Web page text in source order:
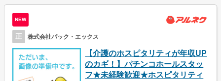
NEW
正 株式会社パック・エックス
【介護のホスピタリティが年収UP
のカギ！】パチンコホールスタッ
フ★未経験歓迎★ホスピタリティ